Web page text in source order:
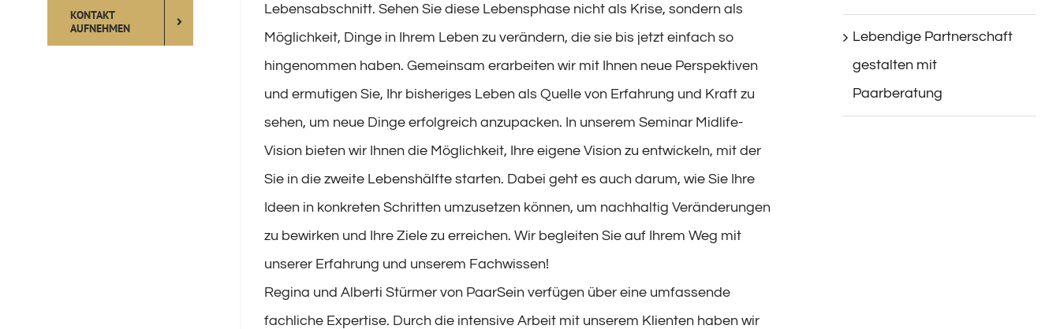
KONTAKT
AUFNEHMEN
Lebensabschnitt. Sehen Sie diese Lebensphase nicht als Krise, sondern als
Möglichkeit, Dinge in Ihrem Leben zu verändern, die sie bis jetzt einfach so
hingenommen haben. Gemeinsam erarbeiten wir mit Ihnen neue Perspektiven
und ermutigen Sie, Ihr bisheriges Leben als Quelle von Erfahrung und Kraft zu
sehen, um neue Dinge erfolgreich anzupacken. In unserem Seminar Midlife-
Vision bieten wir Ihnen die Möglichkeit, Ihre eigene Vision zu entwickeln, mit der
Sie in die zweite Lebenshälfte starten. Dabei geht es auch darum, wie Sie Ihre
Ideen in konkreten Schritten umzusetzen können, um nachhaltig Veränderungen
zu bewirken und Ihre Ziele zu erreichen. Wir begleiten Sie auf Ihrem Weg mit
unserer Erfahrung und unserem Fachwissen!
Regina und Alberti Stürmer von PaarSein verfügen über eine umfassende
fachliche Expertise. Durch die intensive Arbeit mit unserem Klienten haben wir
Lebendige Partnerschaft
gestalten mit
Paarberatung